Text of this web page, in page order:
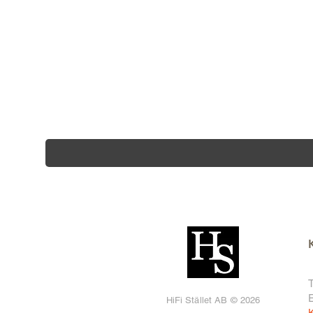
HiFi Stället AB © 2026